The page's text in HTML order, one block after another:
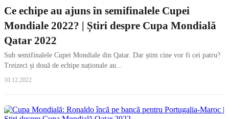
Ce echipe au ajuns în semifinalele Cupei
Mondiale 2022? | Știri despre Cupa Mondială
Qatar 2022
Sub semifinalele Cupei Mondiale din Qatar. Dar știm cine vor fi cei patru?
Treizeci și două de echipe naționale au...
10.12.2022